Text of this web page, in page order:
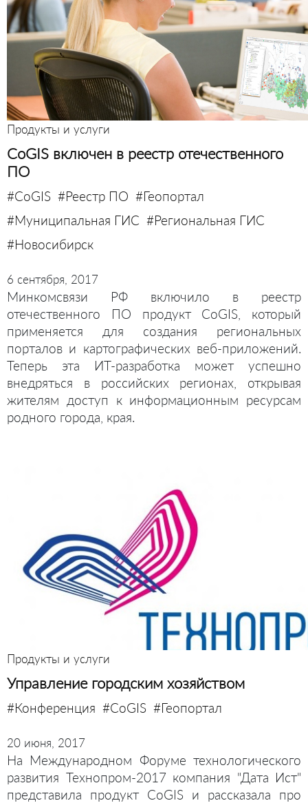
Продукты и услуги
CoGIS включен в реестр отечественного
ПО
#CoGIS #Реестр ПО #Геопортал
#Муниципальная ГИС #Региональная ГИС
#Новосибирск
6 сентября, 2017
Минкомсвязи РФ включило в реестр
отечественного ПО продукт CoGIS, который
применяется для создания региональных
порталов и картографических веб-приложений.
Теперь эта ИТ-разработка может успешно
внедряться в российских регионах, открывая
жителям доступ к информационным ресурсам
родного города, края.
Продукты и услуги
Управление городским хозяйством
#Конференция #CoGIS #Геопортал
20 июня, 2017
На Международном Форуме технологического
развития Технопром-2017 компания "Дата Ист"
представила продукт CoGIS и рассказала про